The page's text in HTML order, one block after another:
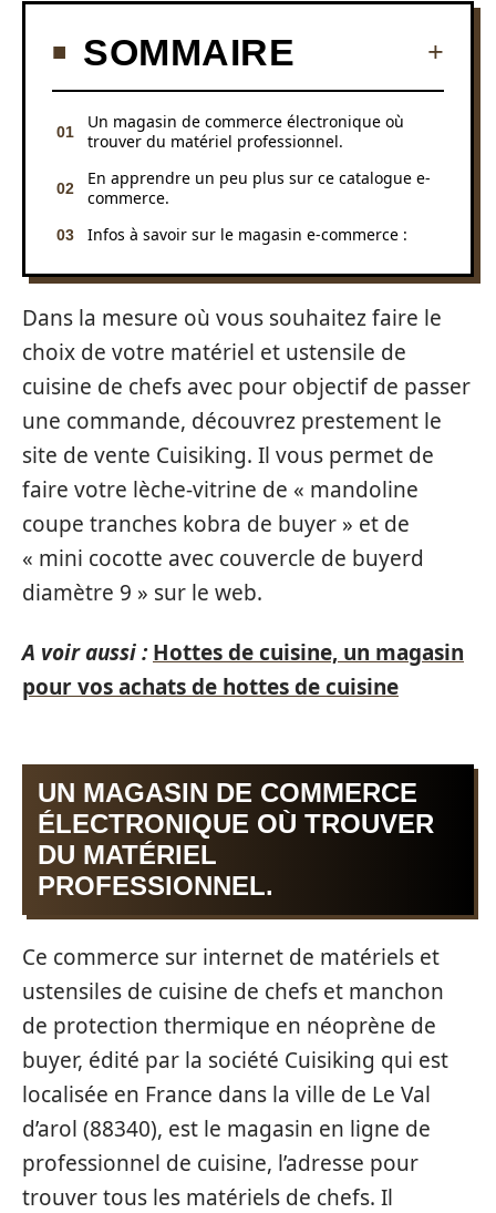
SOMMAIRE
Un magasin de commerce électronique où
trouver du matériel professionnel.
En apprendre un peu plus sur ce catalogue e-
commerce.
Infos à savoir sur le magasin e-commerce :
Dans la mesure où vous souhaitez faire le
choix de votre matériel et ustensile de
cuisine de chefs avec pour objectif de passer
une commande, découvrez prestement le
site de vente Cuisiking. Il vous permet de
faire votre lèche-vitrine de « mandoline
coupe tranches kobra de buyer » et de
« mini cocotte avec couvercle de buyerd
diamètre 9 » sur le web.
A voir aussi : Hottes de cuisine, un magasin
pour vos achats de hottes de cuisine
UN MAGASIN DE COMMERCE
ÉLECTRONIQUE OÙ TROUVER
DU MATÉRIEL
PROFESSIONNEL.
Ce commerce sur internet de matériels et
ustensiles de cuisine de chefs et manchon
de protection thermique en néoprène de
buyer, édité par la société Cuisiking qui est
localisée en France dans la ville de Le Val
d’arol (88340), est le magasin en ligne de
professionnel de cuisine, l’adresse pour
trouver tous les matériels de chefs. Il